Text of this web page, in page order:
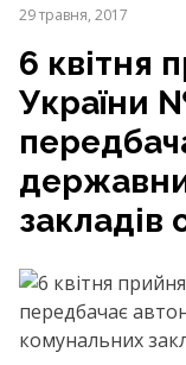
29 травня, 2017
6 квітня
України
закладів